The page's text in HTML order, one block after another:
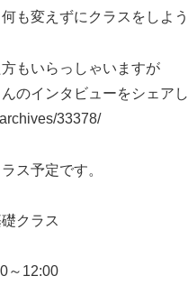
も変えずにクラスをしよう
もいらっしゃいますが
のインタビューをシェアし
33378/
ス予定です。
クラス
～12:00